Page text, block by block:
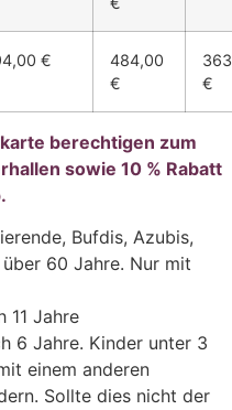
€
484,00
€
€
berechtigen zum
sowie 10 % Rabatt
Bufdis, Azubis,
60 Jahre. Nur mit
11 Jahre
6 Jahre. Kinder unter 3
einem anderen
Sollte dies nicht der